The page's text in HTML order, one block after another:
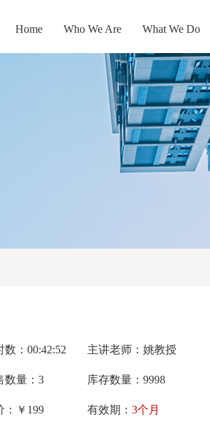
Home Who We Are What We Do
搜索
数：00:42:52 主讲老师：姚教授
数量：3 库存数量：9998
：￥199 有效期： 3个月